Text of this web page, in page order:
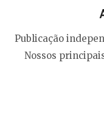
Publicação
Nossos